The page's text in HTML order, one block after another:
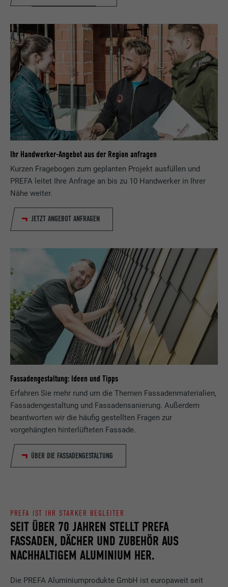
Ihr Handwerker-Angebot aus der Region anfragen
Kurzen Fragebogen zum geplanten Projekt ausfüllen und
PREFA leitet Ihre Anfrage an bis zu 10 Handwerker in Ihrer
Nähe weiter.
JETZT ANGEBOT ANFRAGEN
Fassadengestaltung: Ideen und Tipps
Erfahren Sie mehr rund um die Themen Fassadenmaterialien,
Fassadengestaltung und Fassadensanierung. Außerdem
beantworten wir die häufig gestellten Fragen zur
vorgehängten hinterlüfteten Fassade.
ÜBER DIE FASSADENGESTALTUNG
SEIT ÜBER 70 JAHREN STELLT PREFA
FASSADEN, DÄCHER UND ZUBEHÖR AUS
NACHHALTIGEM ALUMINIUM HER.
PREFA IST IHR STARKER BEGLEITER
Die PREFA Aluminiumprodukte GmbH ist europaweit seit